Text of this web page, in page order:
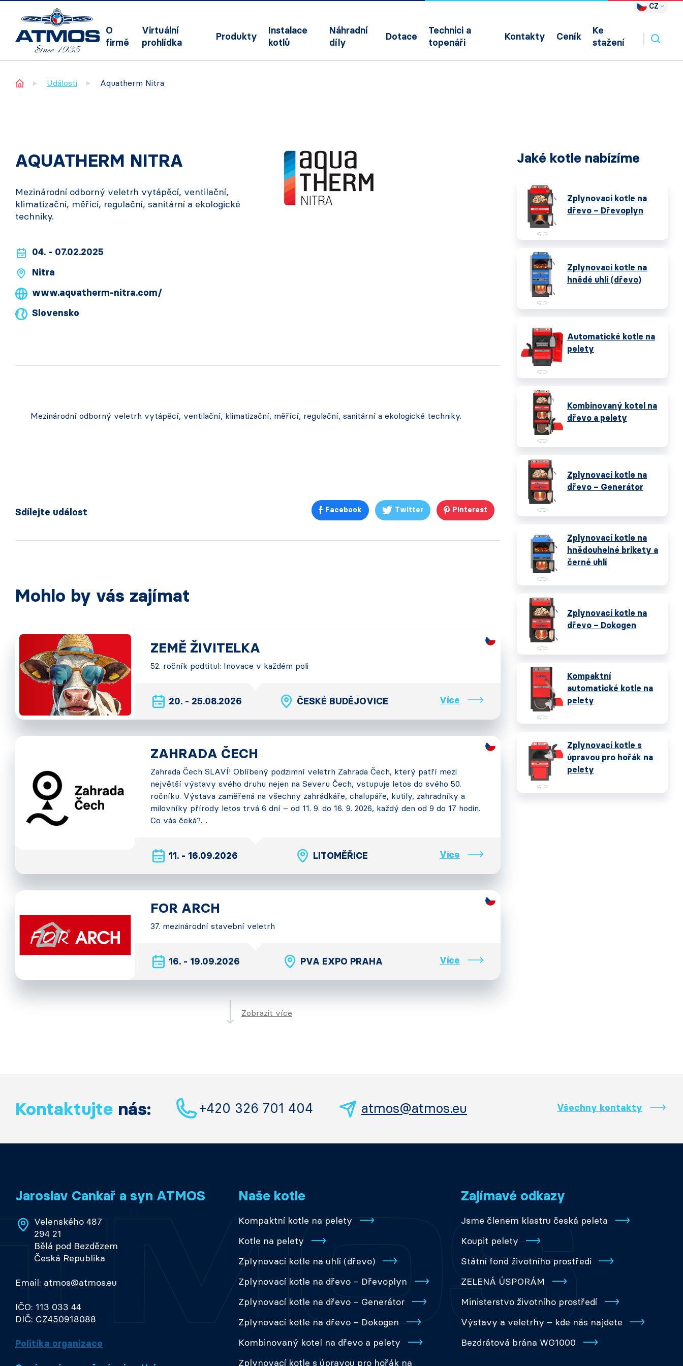
CZ
O
firmě
Virtuální
prohlídka
Produkty
Instalace
kotlů
Náhradní
díly
Dotace
Technici a
topenáři
Kontakty Ceník
Ke
stažení
Home Události Aquatherm Nitra
AQUATHERM NITRA
Mezinárodní odborný veletrh vytápěcí, ventilační,
klimatizační, měřící, regulační, sanitární a ekologické
techniky.
04. - 07.02.2025
Nitra
www.aquatherm-nitra.com/
Slovensko
Mezinárodní odborný veletrh vytápěcí, ventilační, klimatizační, měřící, regulační, sanitární a ekologické techniky.
Sdílejte událost Facebook Twitter Pinterest
Mohlo by vás zajímat
ZEMĚ ŽIVITELKA
52. ročník podtitul: Inovace v každém poli
20. - 25.08.2026 ČESKÉ BUDĚJOVICE Více
ZAHRADA ČECH
Zahrada Čech SLAVÍ! Oblíbený podzimní veletrh Zahrada Čech, který patří mezi
největší výstavy svého druhu nejen na Severu Čech, vstupuje letos do svého 50.
ročníku. Výstava zaměřená na všechny zahrádkáře, chalupáře, kutily, zahradníky a
milovníky přírody letos trvá 6 dní – od 11. 9. do 16. 9. 2026, každý den od 9 do 17 hodin.
Co vás čeká?…
11. - 16.09.2026 LITOMĚŘICE Více
FOR ARCH
37. mezinárodní stavební veletrh
16. - 19.09.2026 PVA EXPO PRAHA Více
Zobrazit více
Jaké kotle nabízíme
Zplynovací kotle na
dřevo – Dřevoplyn
Zplynovací kotle na
hnědé uhlí (dřevo)
Automatické kotle na
pelety
Kombinovaný kotel na
dřevo a pelety
Zplynovací kotle na
dřevo – Generátor
Zplynovací kotle na
hnědouhelné brikety a
černé uhlí
Zplynovací kotle na
dřevo – Dokogen
Kompaktní
automatické kotle na
pelety
Zplynovací kotle s
úpravou pro hořák na
pelety
Kontaktujte nás: +420 326 701 404 atmos@atmos.eu Všechny kontakty
Jaroslav Cankař a syn ATMOS
Velenského 487
294 21
Bělá pod Bezdězem
Česká Republika
Email: atmos@atmos.eu
IČO: 113 033 44
DIČ: CZ450918088
Politika organizace
Naše kotle
Kompaktní kotle na pelety
Kotle na pelety
Zplynovací kotle na uhlí (dřevo)
Zplynovací kotle na dřevo – Dřevoplyn
Zplynovací kotle na dřevo – Generátor
Zplynovací kotle na dřevo – Dokogen
Kombinovaný kotel na dřevo a pelety
Zplynovací kotle s úpravou pro hořák na
Zajímavé odkazy
Jsme členem klastru česká peleta
Koupit pelety
Státní fond životního prostředí
ZELENÁ ÚSPORÁM
Ministerstvo životního prostředí
Výstavy a veletrhy – kde nás najdete
Bezdrátová brána WG1000